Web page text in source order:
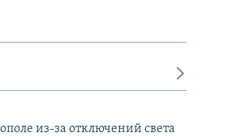
из-за отключений света